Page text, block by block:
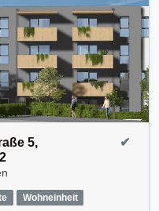
5,
Wohneinheit
✔